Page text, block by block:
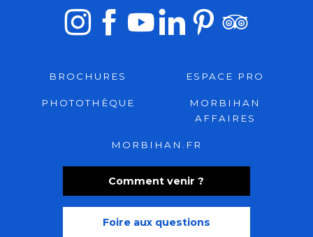
Comment venir ?
Foire aux questions
BROCHURES ESPACE PRO
PHOTOTHÈQUE
MORBIHAN
AFFAIRES
MORBIHAN.FR